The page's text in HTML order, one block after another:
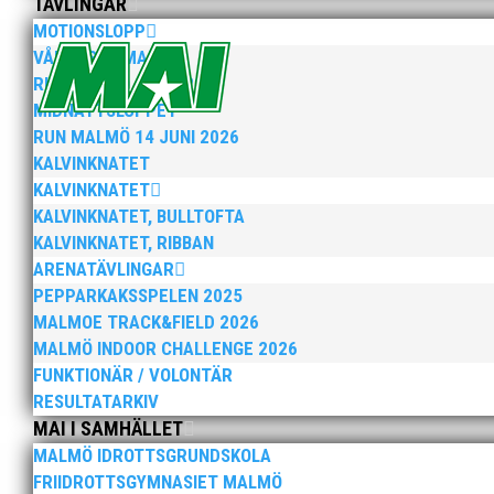
MOTIONSLOPP
VÅRRUSET MALMÖ
RUN MALMÖ 10K & 21K
MIDNATTSLOPPET
RUN MALMÖ 14 JUNI 2026
KALVINKNATET
KALVINKNATET
KALVINKNATET, BULLTOFTA
KALVINKNATET, RIBBAN
ARENATÄVLINGAR
PEPPARKAKSSPELEN 2025
MALMOE TRACK&FIELD 2026
MALMÖ INDOOR CHALLENGE 2026
FUNKTIONÄR / VOLONTÄR
RESULTATARKIV
MAI I SAMHÄLLET
MALMÖ IDROTTSGRUNDSKOLA
FRIIDROTTSGYMNASIET MALMÖ
När Friidrottssverige samlades för fest gick en av
och bland annat fanns ordförande Fredrik Wennolf
Som traditionen bjuder så var vi ett helt gäng löpare
runt Pildammsparken (2,7 km respektive 5,4